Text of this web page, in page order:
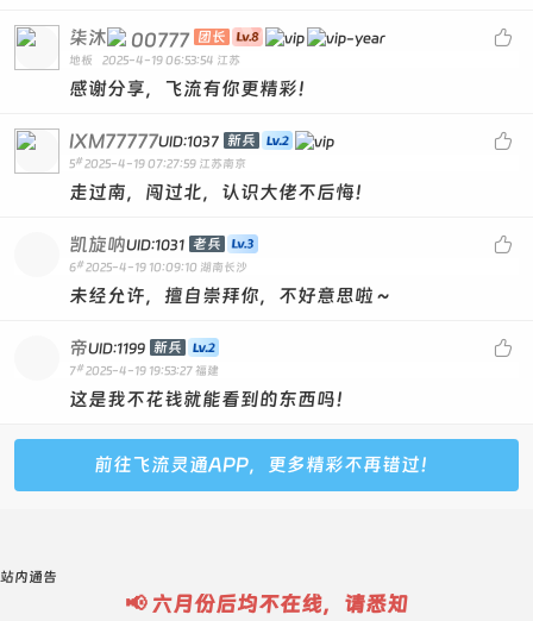

柒沐 00777 团长
地板 2025-4-19 06:53:54 江苏
感谢分享，飞流有你更精彩！

IXM77777UID:1037 新兵
5# 2025-4-19 07:27:59 江苏南京
走过南，闯过北，认识大佬不后悔！

凯旋呐UID:1031 老兵
6# 2025-4-19 10:09:10 湖南长沙
未经允许，擅自崇拜你，不好意思啦～

帝UID:1199 新兵
7# 2025-4-19 19:53:27 福建
这是我不花钱就能看到的东西吗！
前往飞流灵通APP，更多精彩不再错过！
站内通告
📢 六月份后均不在线，请悉知